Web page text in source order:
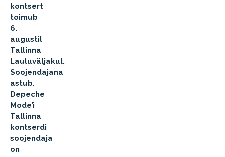
kontsert
toimub
6.
augustil
Tallinna
Lauluväljakul.
Soojendajana
astub.
Depeche
Mode’i
Tallinna
kontserdi
soojendaja
on